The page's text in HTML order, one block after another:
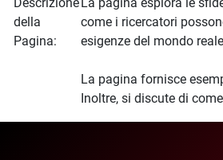
della
Pagina:
come i ricercatori
esigenze del mondo
La pagina fornisce
Inoltre, si discute di